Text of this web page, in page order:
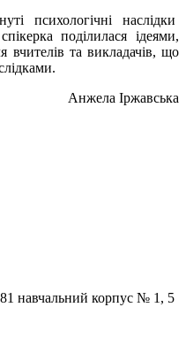
психологічні наслідки
поділилася ідеями,
вчителів та викладачів, що
Анжела Іржавська
навчальний корпус № 1, 5